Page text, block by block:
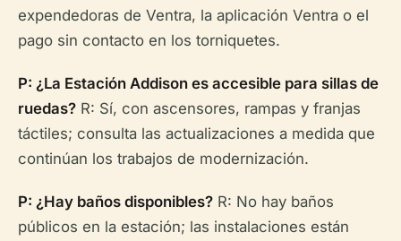
expendedoras de Ventra, la aplicación Ventra o el
pago sin contacto en los torniquetes.
P: ¿La Estación Addison es accesible para sillas de
ruedas? R: Sí, con ascensores, rampas y franjas
táctiles; consulta las actualizaciones a medida que
continúan los trabajos de modernización.
P: ¿Hay baños disponibles? R: No hay baños
públicos en la estación; las instalaciones están